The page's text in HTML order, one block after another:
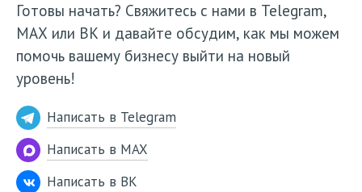
Готовы начать? Свяжитесь с нами в Telegram,
МАХ или ВК и давайте обсудим, как мы можем
помочь вашему бизнесу выйти на новый
уровень!
Написать в Telegram
Написать в MAX
Написать в ВК